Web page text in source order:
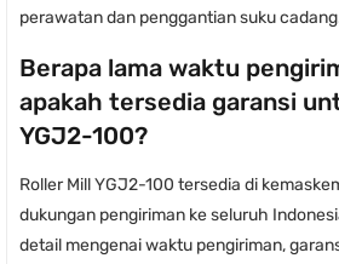
perawatan dan penggantian suku
Berapa lama waktu
apakah tersedia garansi
YGJ2-100?
Roller Mill YGJ2-100 tersedia di
dukungan pengiriman ke seluruh
detail mengenai waktu pengiriman,